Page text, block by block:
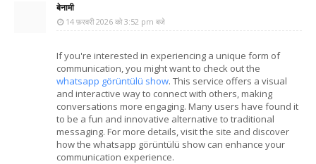
बेनामी
14 फ़रवरी 2026 को 3:52 pm बजे
If you're interested in experiencing a unique form of
communication, you might want to check out the
whatsapp görüntülü show. This service offers a visual
and interactive way to connect with others, making
conversations more engaging. Many users have found it
to be a fun and innovative alternative to traditional
messaging. For more details, visit the site and discover
how the whatsapp görüntülü show can enhance your
communication experience.